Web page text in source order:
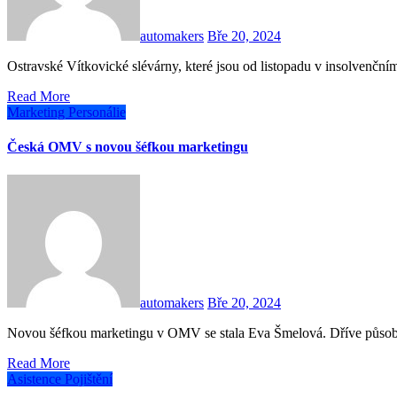
automakers Bře 20, 2024
Ostravské Vítkovické slévárny, které jsou od listopadu v
Read More
Marketing Personálie
Česká OMV s novou šéfkou marketingu
automakers Bře 20, 2024
Novou šéfkou marketingu v OMV se stala Eva Šmelová. Dříve
Read More
Asistence Pojištění